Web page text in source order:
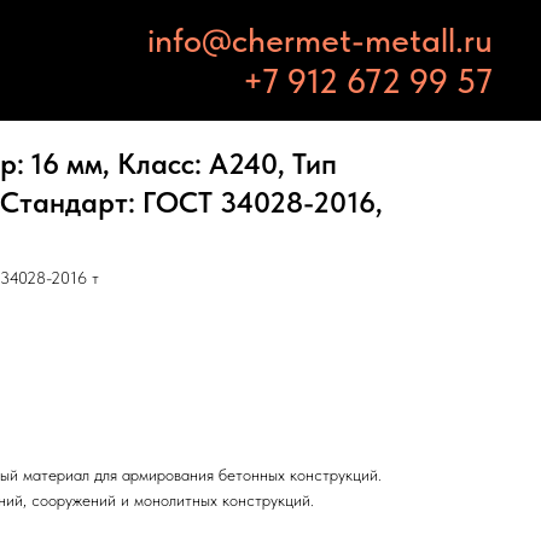
info@chermet-metall.ru
+7 912 672 99 57
16 мм, Класс: А240, Тип
ГОСТ 34028-2016,
2016 т
материал для армирования бетонных конструкций.
сооружений и монолитных конструкций.